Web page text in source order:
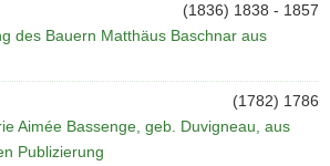
(1836) 1838 - 1857
des Bauern Matthäus Baschnar aus
(1782) 1786
Aimée Bassenge, geb. Duvigneau, aus
Publizierung